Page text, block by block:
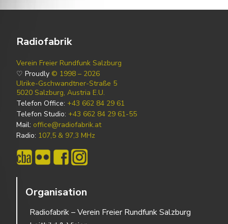
Radiofabrik
Verein Freier Rundfunk Salzburg
♡ Proudly © 1998 – 2026
Ulrike-Gschwandtner-Straße 5
5020 Salzburg, Austria E.U.
Telefon Office: +43 662 84 29 61
Telefon Studio: +43 662 84 29 61-55
Mail: office@radiofabrik.at
Radio: 107,5 & 97,3 MHz
Organisation
Radiofabrik – Verein Freier Rundfunk Salzburg